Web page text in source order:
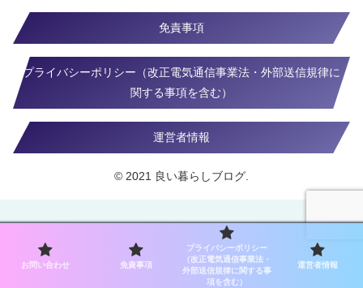
免責事項
プライバシーポリシー（改正電気通信事業法・外部送信規律に
関する事項を含む）
運営者情報
© 2021 良い暮らしブログ.
お問い合わせ 免責事項
プライバシーポリシー
（改正電気通信事業法・
外部送信規律に関する事
項を含む）
運営者情報